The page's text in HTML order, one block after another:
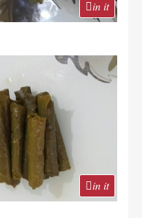
in it
in it